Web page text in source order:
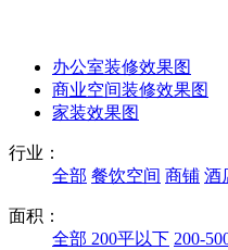
办公室装修效果图
商业空间装修效果图
家装效果图
行业：
全部 餐饮空间 商铺 酒
面积：
全部 200平以下 200-